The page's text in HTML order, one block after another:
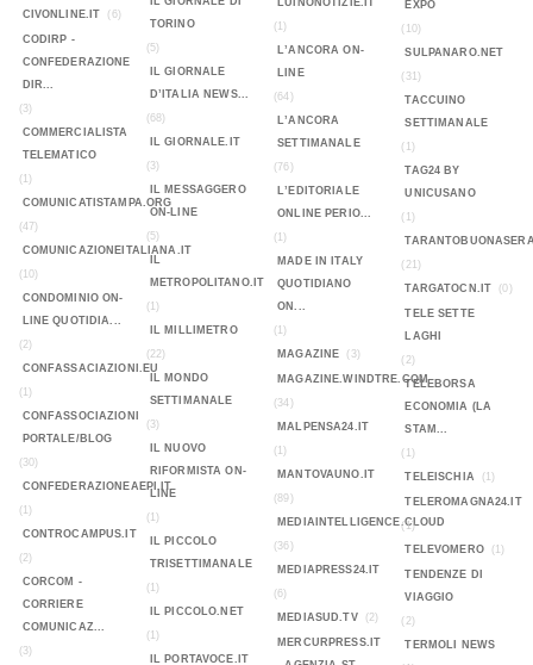
CIVONLINE.IT (6)
CODIRP -
CONFEDERAZIONE
DIR...
(3)
COMMERCIALISTA
TELEMATICO
(1)
COMUNICATISTAMPA.ORG
(47)
COMUNICAZIONEITALIANA.IT
(10)
CONDOMINIO ON-
LINE QUOTIDIA...
(2)
CONFASSACIAZIONI.EU
(1)
CONFASSOCIAZIONI
PORTALE/BLOG
(30)
CONFEDERAZIONEAEPI.IT
(1)
CONTROCAMPUS.IT
(2)
CORCOM -
CORRIERE
COMUNICAZ...
(3)
TORINO
(5)
IL GIORNALE
D’ITALIA NEWS...
(68)
IL GIORNALE.IT
(3)
IL MESSAGGERO
ON-LINE
(5)
IL
METROPOLITANO.IT
(1)
IL MILLIMETRO
(22)
IL MONDO
SETTIMANALE
(3)
IL NUOVO
RIFORMISTA ON-
LINE
(1)
IL PICCOLO
TRISETTIMANALE
(1)
IL PICCOLO.NET
(1)
IL PORTAVOCE.IT
LUINONOTIZIE.IT
(1)
L’ANCORA ON-
LINE
(64)
L’ANCORA
SETTIMANALE
(76)
L’EDITORIALE
ONLINE PERIO...
(1)
MADE IN ITALY
QUOTIDIANO
ON...
(1)
MAGAZINE
(3)
MAGAZINE.WINDTRE.COM
(34)
MALPENSA24.IT
(1)
MANTOVAUNO.IT
(89)
MEDIAINTELLIGENCE.CLOUD
(36)
MEDIAPRESS24.IT
(6)
MEDIASUD.TV
(2)
MERCURPRESS.IT
EXPO
(10)
SULPANARO.NET
(31)
TACCUINO
SETTIMANALE
(1)
TAG24 BY
UNICUSANO
(1)
(21)
TARGATOCN.IT
(0)
TELE SETTE
LAGHI
(2)
TELEBORSA
ECONOMIA (LA
STAM...
(1)
TELEISCHIA
(1)
TELEROMAGNA24.IT
(1)
TELEVOMERO
(1)
TENDENZE DI
VIAGGIO
(2)
TERMOLI NEWS